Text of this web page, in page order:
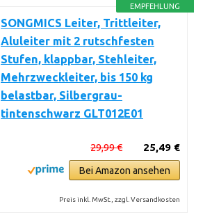
EMPFEHLUNG
SONGMICS Leiter, Trittleiter,
Aluleiter mit 2 rutschfesten
Stufen, klappbar, Stehleiter,
Mehrzweckleiter, bis 150 kg
belastbar, Silbergrau-
tintenschwarz GLT012E01
25,49 €
29,99 €
Bei Amazon ansehen
Preis inkl. MwSt., zzgl. Versandkosten